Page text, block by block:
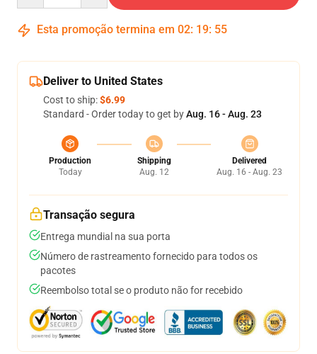
Esta promoção termina em 02: 19: 55
Deliver to United States
Cost to ship:$6.99
Standard - Order today to get byAug. 16 - Aug. 23
Production
Today
Shipping
Aug. 12
Delivered
Aug. 16 - Aug. 23
Transação segura
Entrega mundial na sua porta
Número de rastreamento fornecido para todos os
pacotes
Reembolso total se o produto não for recebido